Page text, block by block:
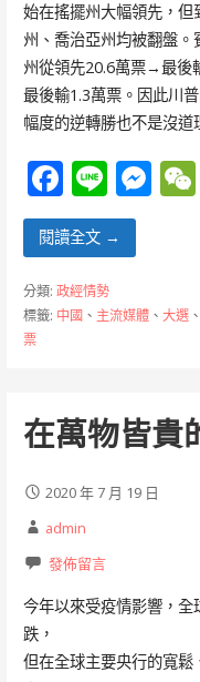
始在搖擺州大幅領先，
州、喬治亞州均被翻盤
州從領先20.6萬票→最後
最後輸1.3萬票。因此川
幅度的逆轉勝也不是沒道
F
ac
e
b
o
Li
n
e
M
n
閱讀全文 →
分類: 政經情勢
標籤: 中國、 主流媒體、 大選、
票
在萬物皆貴
2020 年 7 月 19 日
admin
發佈留言
今年以來受疫情影響，
跌，
但在全球主要央行的寬